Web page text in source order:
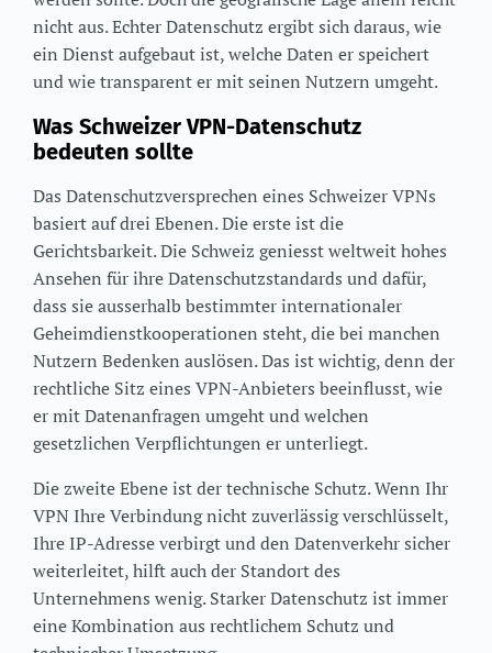
nicht aus. Echter Datenschutz ergibt sich daraus, wie
ein Dienst aufgebaut ist, welche Daten er speichert
und wie transparent er mit seinen Nutzern umgeht.
Was Schweizer VPN-Datenschutz
bedeuten sollte
Das Datenschutzversprechen eines Schweizer VPNs
basiert auf drei Ebenen. Die erste ist die
Gerichtsbarkeit. Die Schweiz geniesst weltweit hohes
Ansehen für ihre Datenschutzstandards und dafür,
dass sie ausserhalb bestimmter internationaler
Geheimdienstkooperationen steht, die bei manchen
Nutzern Bedenken auslösen. Das ist wichtig, denn der
rechtliche Sitz eines VPN-Anbieters beeinflusst, wie
er mit Datenanfragen umgeht und welchen
gesetzlichen Verpflichtungen er unterliegt.
Die zweite Ebene ist der technische Schutz. Wenn Ihr
VPN Ihre Verbindung nicht zuverlässig verschlüsselt,
Ihre IP-Adresse verbirgt und den Datenverkehr sicher
weiterleitet, hilft auch der Standort des
Unternehmens wenig. Starker Datenschutz ist immer
eine Kombination aus rechtlichem Schutz und